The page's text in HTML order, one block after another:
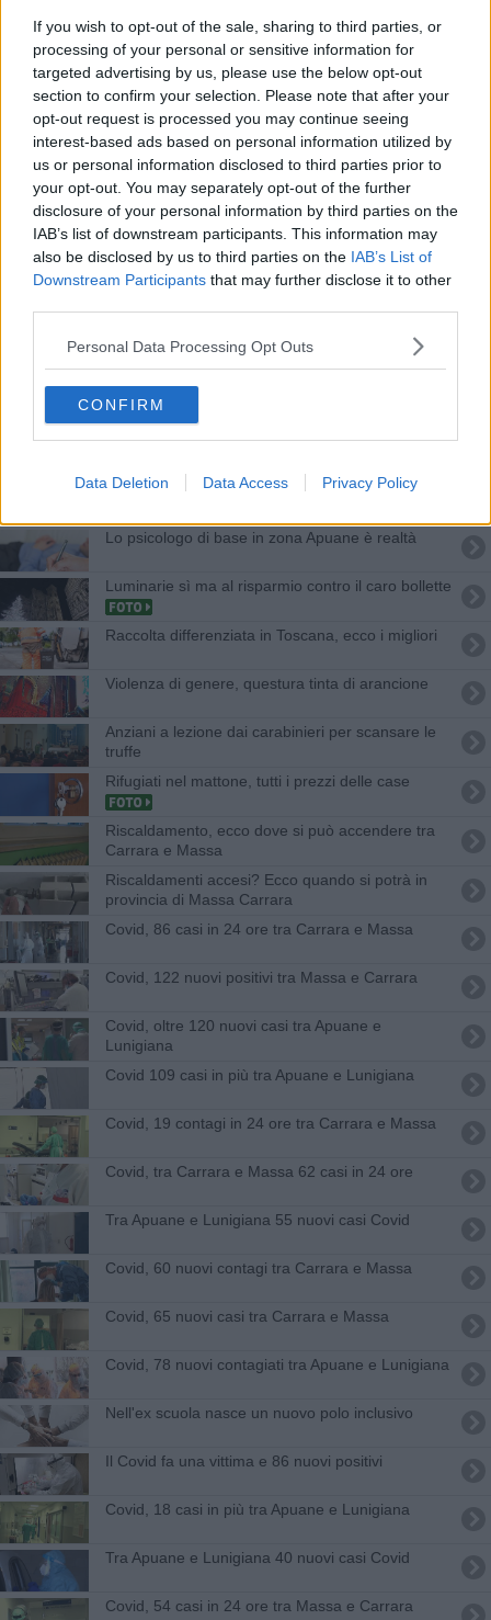
If you wish to opt-out of the sale, sharing to third parties, or
processing of your personal or sensitive information for
targeted advertising by us, please use the below opt-out
section to confirm your selection. Please note that after your
opt-out request is processed you may continue seeing
interest-based ads based on personal information utilized by
us or personal information disclosed to third parties prior to
your opt-out. You may separately opt-out of the further
disclosure of your personal information by third parties on the
IAB’s list of downstream participants. This information may
also be disclosed by us to third parties on the IAB’s List of
Downstream Participants that may further disclose it to other
Personal Data Processing Opt Outs
CONFIRM
Data Deletion Data Access Privacy Policy
410.626 toscani
Con lo scooter sul guardrail muore sul colpo
Riprendiamoci la scena, terza edizione pronta al
decollo
Mare inquinato, primi divieti di balneazione
Pnrr in Sanità, ecco i cantieri nelle Asl toscane
Balcone e stanza per il lavoro, la casa dei sogni
dei toscani
Focolaio di aviaria in un allevamento toscano
Termosifoni, quando vanno spenti Comune per
Comune
Incidente nella notte, gravi due giovani centauri
Fine incarico per un medico, come cambiarlo
Lo psicologo di base in zona Apuane è realtà
Luminarie sì ma al risparmio contro il caro bollette
Raccolta differenziata in Toscana, ecco i migliori
Violenza di genere, questura tinta di arancione
Anziani a lezione dai carabinieri per scansare le
truffe
Rifugiati nel mattone, tutti i prezzi delle case
Riscaldamento, ecco dove si può accendere tra
Carrara e Massa
Riscaldamenti accesi? Ecco quando si potrà in
provincia di Massa Carrara
Covid, 86 casi in 24 ore tra Carrara e Massa
Covid, 122 nuovi positivi tra Massa e Carrara
Covid, oltre 120 nuovi casi tra Apuane e
Lunigiana
Covid 109 casi in più tra Apuane e Lunigiana
Covid, 19 contagi in 24 ore tra Carrara e Massa
Covid, tra Carrara e Massa 62 casi in 24 ore
Tra Apuane e Lunigiana 55 nuovi casi Covid
Covid, 60 nuovi contagi tra Carrara e Massa
Covid, 65 nuovi casi tra Carrara e Massa
Covid, 78 nuovi contagiati tra Apuane e Lunigiana
Nell'ex scuola nasce un nuovo polo inclusivo
Il Covid fa una vittima e 86 nuovi positivi
Covid, 18 casi in più tra Apuane e Lunigiana
Tra Apuane e Lunigiana 40 nuovi casi Covid
Covid, 54 casi in 24 ore tra Massa e Carrara